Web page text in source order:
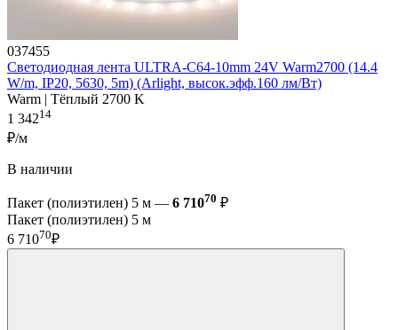
037455
Светодиодная лента ULTRA-C64-10mm 24V Warm2700 (14.4
W/m, IP20, 5630, 5m) (Arlight, высок.эфф.160 лм/Вт)
Warm | Тёплый 2700 K
1 34214
₽/м
В наличии
Пакет (полиэтилен) 5 м — 6 71070 ₽
Пакет (полиэтилен) 5 м
6 71070₽